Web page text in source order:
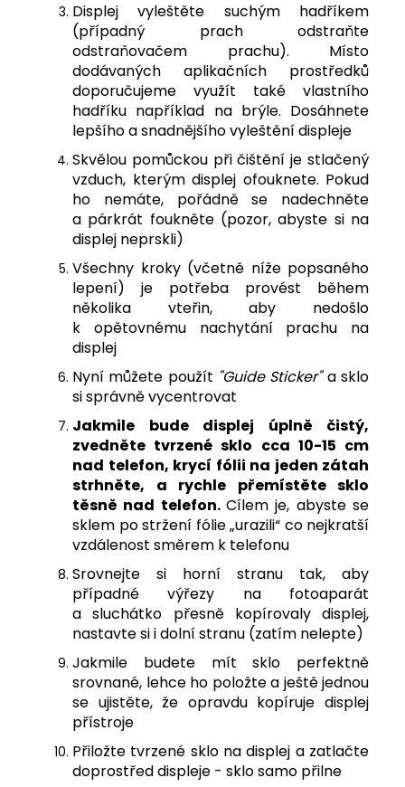
Displej vyleštěte suchým hadříkem
(případný prach odstraňte
odstraňovačem prachu). Místo
dodávaných aplikačních prostředků
doporučujeme využít také vlastního
hadříku například na brýle. Dosáhnete
lepšího a snadnějšího vyleštění displeje
Skvělou pomůckou při čištění je stlačený
vzduch, kterým displej ofouknete. Pokud
ho nemáte, pořádně se nadechněte
a párkrát foukněte (pozor, abyste si na
displej neprskli)
Všechny kroky (včetně níže popsaného
lepení) je potřeba provést během
několika vteřin, aby nedošlo
k opětovnému nachytání prachu na
displej
Nyní můžete použít "Guide Sticker"a sklo
si správně vycentrovat
Jakmile bude displej úplně čistý,
zvedněte tvrzené sklo cca 10-15 cm
nad telefon, krycí fólii na jeden zátah
strhněte, a rychle přemístěte sklo
těsně nad telefon. Cílem je, abyste se
sklem po stržení fólie „urazili“ co nejkratší
vzdálenost směrem k telefonu
Srovnejte si horní stranu tak, aby
případné výřezy na fotoaparát
a sluchátko přesně kopírovaly displej,
nastavte si i dolní stranu (zatím nelepte)
Jakmile budete mít sklo perfektně
srovnané, lehce ho položte a ještě jednou
se ujistěte, že opravdu kopíruje displej
přístroje
Přiložte tvrzené sklo na displej a zatlačte
doprostřed displeje - sklo samo přilne